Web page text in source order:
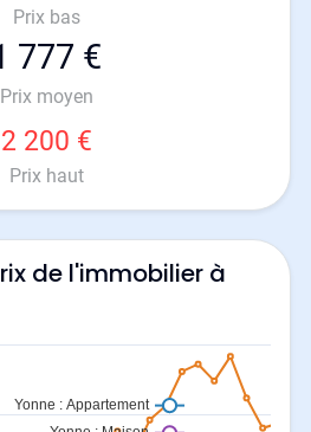
Prix bas
777 €
Prix moyen
2 200 €
Prix haut
de l'immobilier à